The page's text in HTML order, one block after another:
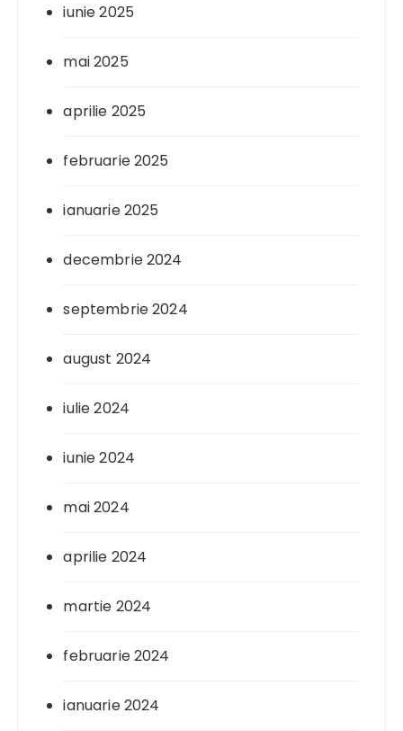
iunie 2025
mai 2025
aprilie 2025
februarie 2025
ianuarie 2025
decembrie 2024
septembrie 2024
august 2024
iulie 2024
iunie 2024
mai 2024
aprilie 2024
martie 2024
februarie 2024
ianuarie 2024